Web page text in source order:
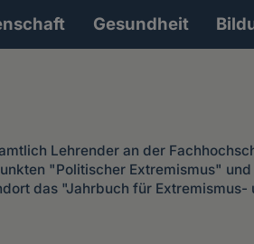
Gesundheit
Lehrender an der
"Politischer Extremismus"
das "Jahrbuch für Extremismus-